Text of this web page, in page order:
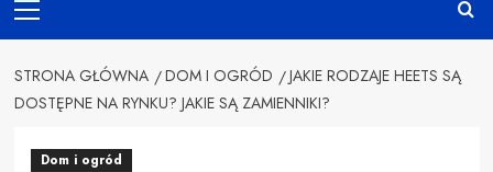
Menu
STRONA GŁÓWNA DOM I OGRÓD
JAKIE RODZAJE HEETS SĄ
DOSTĘPNE NA RYNKU? JAKIE SĄ ZAMIENNIKI?
Dom i ogród